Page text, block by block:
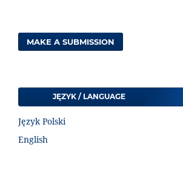
MAKE A SUBMISSION
JĘZYK / LANGUAGE
Język Polski
English